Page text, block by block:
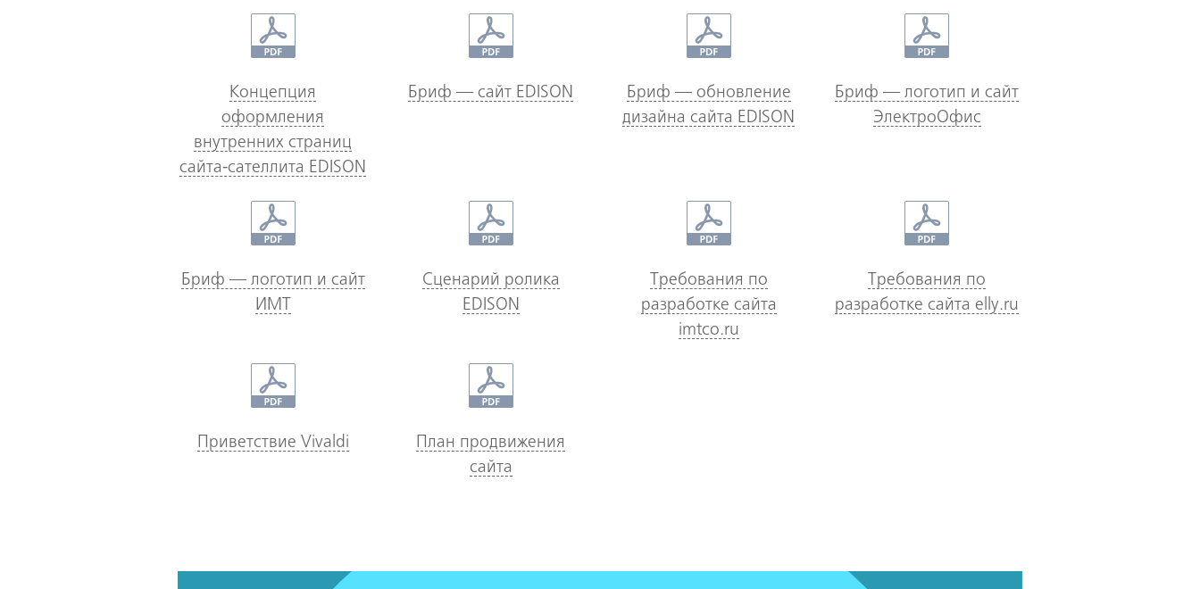
Концепция
оформления
внутренних страниц
сайта-сателлита EDISON
Бриф — сайт EDISON
Бриф — обновление
дизайна сайта EDISON
Бриф — логотип и сайт
ЭлектроОфис
Бриф — логотип и сайт
ИМТ
Сценарий ролика
EDISON
Требования по
разработке сайта
imtco.ru
Требования по
разработке сайта elly.ru
Приветствие Vivaldi
План продвижения
сайта